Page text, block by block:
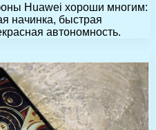
Huawei хороши многим:
начинка, быстрая
автономность.